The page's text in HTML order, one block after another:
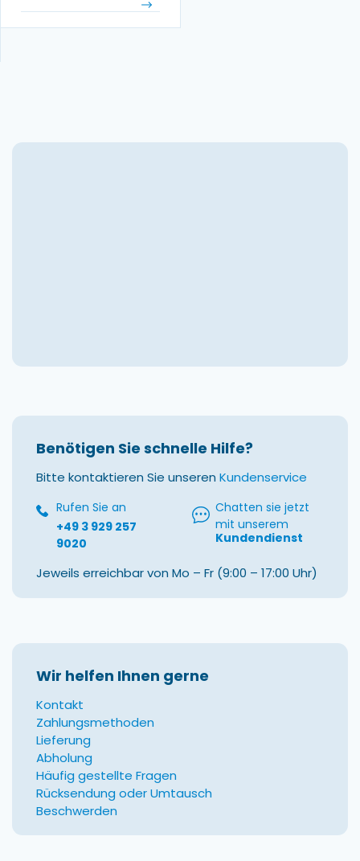
Benötigen Sie schnelle Hilfe?
Bitte kontaktieren Sie unseren Kundenservice
Rufen Sie an
+49 3 929 257
9020
Chatten sie jetzt
mit unserem
Kundendienst
Jeweils erreichbar von Mo – Fr (9:00 – 17:00 Uhr)
Wir helfen Ihnen gerne
Kontakt
Zahlungsmethoden
Lieferung
Abholung
Häufig gestellte Fragen
Rücksendung oder Umtausch
Beschwerden